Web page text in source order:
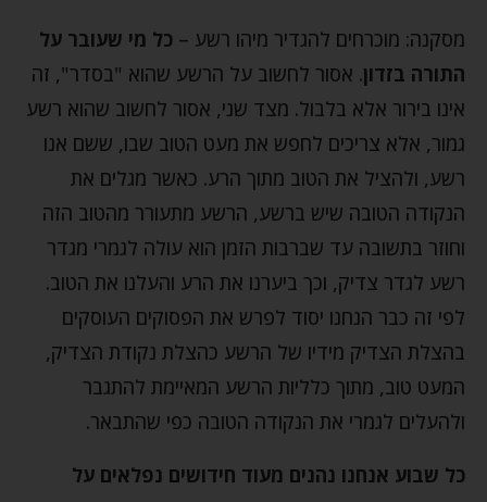
מסקנה: מוכרחים להגדיר מיהו רשע – כל מי שעובר על
התורה בזדון. אסור לחשוב על הרשע שהוא "בסדר", זה
אינו בירור אלא בלבול. מצד שני, אסור לחשוב שהוא רשע
גמור, אלא צריכים לחפש את מעט הטוב שבו, ששם אנו
רשע, ולהציל את הטוב מתוך הרע. כאשר מגלים את
הנקודה הטובה שיש ברשע, הרשע מתעורר מהטוב הזה
וחוזר בתשובה עד שברבות הזמן הוא עולה לגמרי מגדר
רשע לגדר צדיק, וכך ביערנו את הרע והעלנו את הטוב.
לפי זה כבר הנחנו יסוד לפרש את הפסוקים העוסקים
בהצלת הצדיק מידיו של הרשע כהצלת נקודת הצדיק,
המעט טוב, מתוך כלליות הרשע המאיימת להתגבר
ולהעלים לגמרי את הנקודה הטובה כפי שהתבאר.
כל שבוע אנחנו נהנים מעוד חידושים נפלאים על